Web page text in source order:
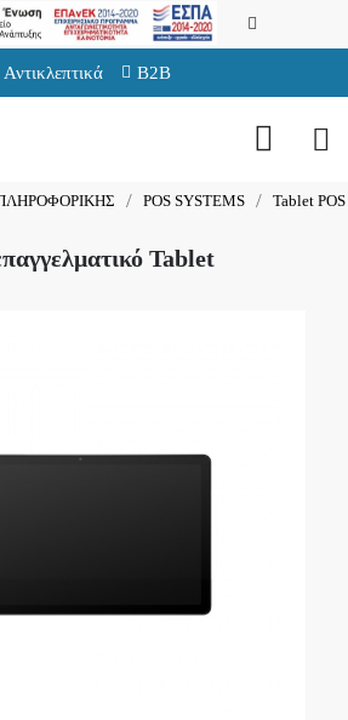
Αντικλεπτικά B2B
POS SYSTEMS Tablet POS
Tablet